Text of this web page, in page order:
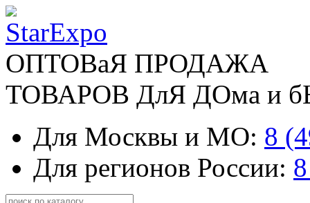
ОПТОВаЯ ПРОДАЖА
ТОВАРОВ ДлЯ ДОма и
Для Москвы и МО: 8
Для регионов России: